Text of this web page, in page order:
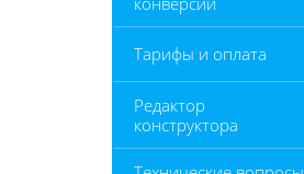
Тарифы и оплата
Редактор
конструктора